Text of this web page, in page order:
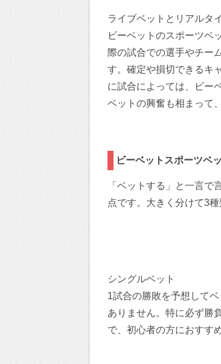
ライブベットとリアルタ
ビーベットのスポーツベ
際の試合での選手やチー
す。確定や損切できるキ
に試合によっては、ビー
ベットの興奮も相まって
ビーベットスポーツベ
「ベットする」と一言
点です。大きく分けて3
シングルベット
1試合の勝敗を予想して
ありません。特に必ず勝
で、初心者の方におすす